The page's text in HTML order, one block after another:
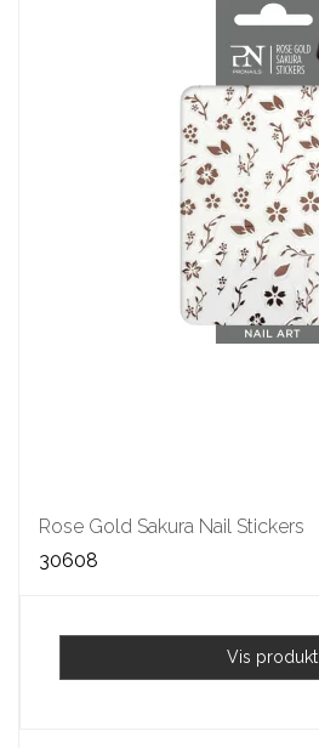
Rose Gold Sakura Nail Stickers
30608
Vis produkt